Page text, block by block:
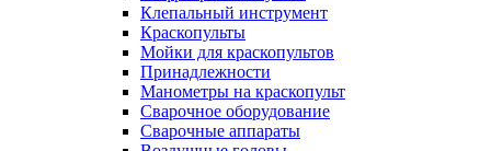
Клепальный инструмент
Краскопульты
Мойки для краскопультов
Принадлежности
Манометры на краскопульт
Сварочное оборудование
Сварочные аппараты